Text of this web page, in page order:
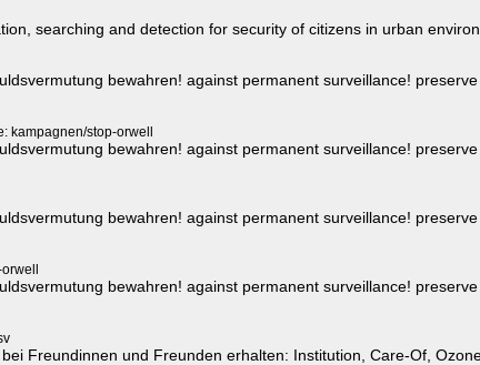
searching and detection for security of citizens in urban
bewahren! against permanent surveillance!
kampagnen/stop-orwell
bewahren! against permanent surveillance!
bewahren! against permanent surveillance!
bewahren! against permanent surveillance!
Freundinnen und Freunden erhalten: Institution, Care-Of,